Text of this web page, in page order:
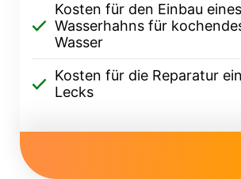
Kosten für den Einbau eines
Wasserhahns für
Wasser
Kosten für die Reparatur
Lecks